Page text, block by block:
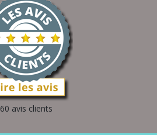
60 avis clients